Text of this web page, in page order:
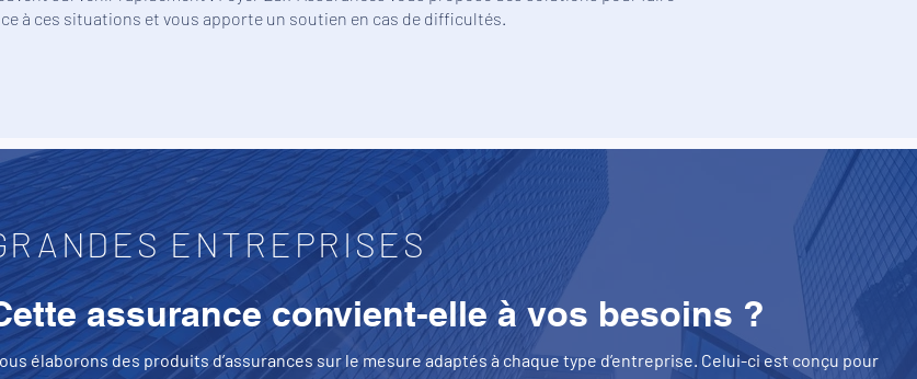
à ces situations et vous apporte un soutien en cas de difficultés.
ENTREPRISES
assurance convient-elle à vos besoins ?
élaborons des produits d’assurances sur le mesure adaptés à chaque type d’entreprise. Celui-ci est conçu pour